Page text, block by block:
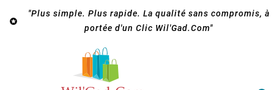

"Plus simple. Plus rapide. La qualité sans compromis, à
portée d'un Clic Wil'Gad.Com"